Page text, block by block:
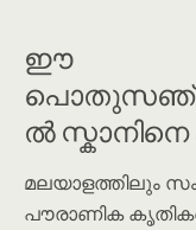
ഈ
ൽ സ്കാനിനെ
മലയാളത്തിലും
പൗരാണിക